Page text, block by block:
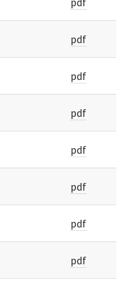
pdf
pdf
pdf
pdf
pdf
pdf
pdf